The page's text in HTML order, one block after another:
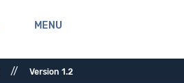
MENU
// Version 1.2